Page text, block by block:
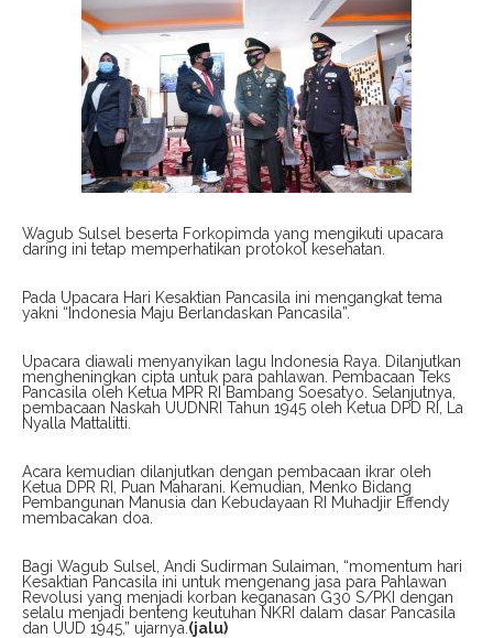
Wagub Sulsel beserta Forkopimda yang mengikuti upacara
daring ini tetap memperhatikan protokol kesehatan.
Pada Upacara Hari Kesaktian Pancasila ini mengangkat tema
yakni “Indonesia Maju Berlandaskan Pancasila”.
Upacara diawali menyanyikan lagu Indonesia Raya. Dilanjutkan
mengheningkan cipta untuk para pahlawan. Pembacaan Teks
Pancasila oleh Ketua MPR RI Bambang Soesatyo. Selanjutnya,
pembacaan Naskah UUDNRI Tahun 1945 oleh Ketua DPD RI, La
Nyalla Mattalitti.
Acara kemudian dilanjutkan dengan pembacaan ikrar oleh
Ketua DPR RI, Puan Maharani. Kemudian, Menko Bidang
Pembangunan Manusia dan Kebudayaan RI Muhadjir Effendy
membacakan doa.
Bagi Wagub Sulsel, Andi Sudirman Sulaiman, “momentum hari
Kesaktian Pancasila ini untuk mengenang jasa para Pahlawan
Revolusi yang menjadi korban keganasan G30 S/PKI dengan
selalu menjadi benteng keutuhan NKRI dalam dasar Pancasila
dan UUD 1945,” ujarnya.(jalu)